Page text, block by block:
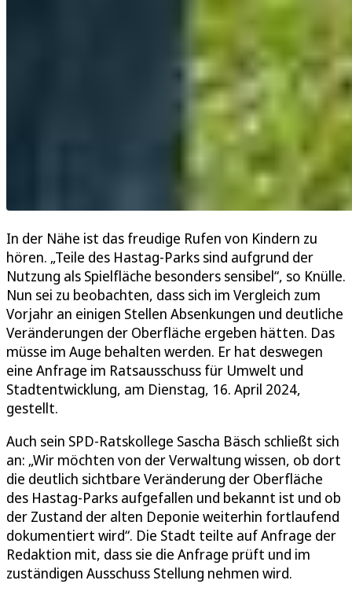
In der Nähe ist das freudige Rufen von Kindern zu
hören. „Teile des Hastag-Parks sind aufgrund der
Nutzung als Spielfläche besonders sensibel“, so Knülle.
Nun sei zu beobachten, dass sich im Vergleich zum
Vorjahr an einigen Stellen Absenkungen und deutliche
Veränderungen der Oberfläche ergeben hätten. Das
müsse im Auge behalten werden. Er hat deswegen
eine Anfrage im Ratsausschuss für Umwelt und
Stadtentwicklung, am Dienstag, 16. April 2024,
gestellt.
Auch sein SPD-Ratskollege Sascha Bäsch schließt sich
an: „Wir möchten von der Verwaltung wissen, ob dort
die deutlich sichtbare Veränderung der Oberfläche
des Hastag-Parks aufgefallen und bekannt ist und ob
der Zustand der alten Deponie weiterhin fortlaufend
dokumentiert wird“. Die Stadt teilte auf Anfrage der
Redaktion mit, dass sie die Anfrage prüft und im
zuständigen Ausschuss Stellung nehmen wird.